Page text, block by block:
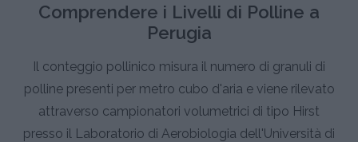
Comprendere i Livelli di Polline a
Perugia
Il conteggio pollinico misura il numero di granuli di
polline presenti per metro cubo d'aria e viene rilevato
attraverso campionatori volumetrici di tipo Hirst
presso il Laboratorio di Aerobiologia dell'Università di